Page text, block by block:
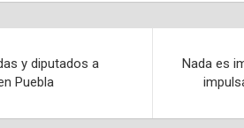
y diputados a
Puebla
Nada es